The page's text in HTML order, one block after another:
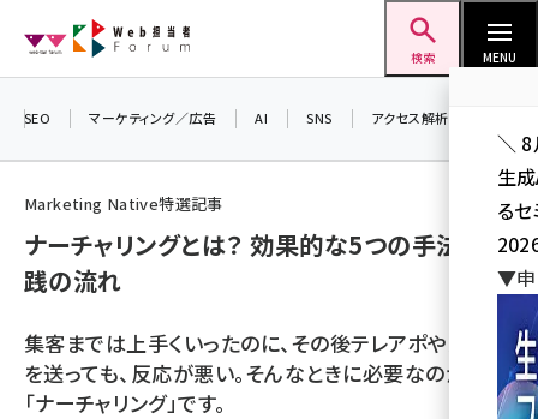
ン
検索 MENU
seo (3526)
youtube (2434)
note (2312)
SEO マーケティング／広告 AI SNS アクセス解析／データ分析
Marketing Native特選記事
ナーチャリングとは？ 効果的な5つの手法と実
践の流れ
集客までは上手くいったのに、その後テレアポやメール
を送っても、反応が悪い。そんなときに必要なのが
「ナーチャリング」です。
＼ 8
生
る
▼申